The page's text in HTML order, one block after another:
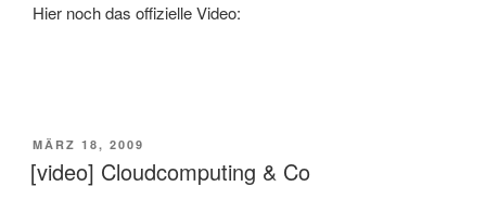
Hier noch das offizielle Video:
VERÖFFENTLICHT
AM
MÄRZ 18, 2009
[video] Cloudcomputing & Co